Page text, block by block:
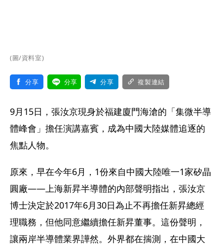
(圖/資料室)
分享 分享 分享 複製連結
9月15日，張汝京現身於福建廈門海滄的「集微半導
體峰會」擔任演講嘉賓，成為中國大陸媒體追逐的
焦點人物。
原來，早在今年6月，1份來自中國大陸唯一1家矽晶
圓廠——上海新昇半導體的內部聲明指出，張汝京
博士決定於2017年6月30日為止不再擔任新昇總經
理職務，但他同意繼續擔任新昇董事。這份聲明，
讓兩岸半導體業界譁然。外界都在揣測，在中國大